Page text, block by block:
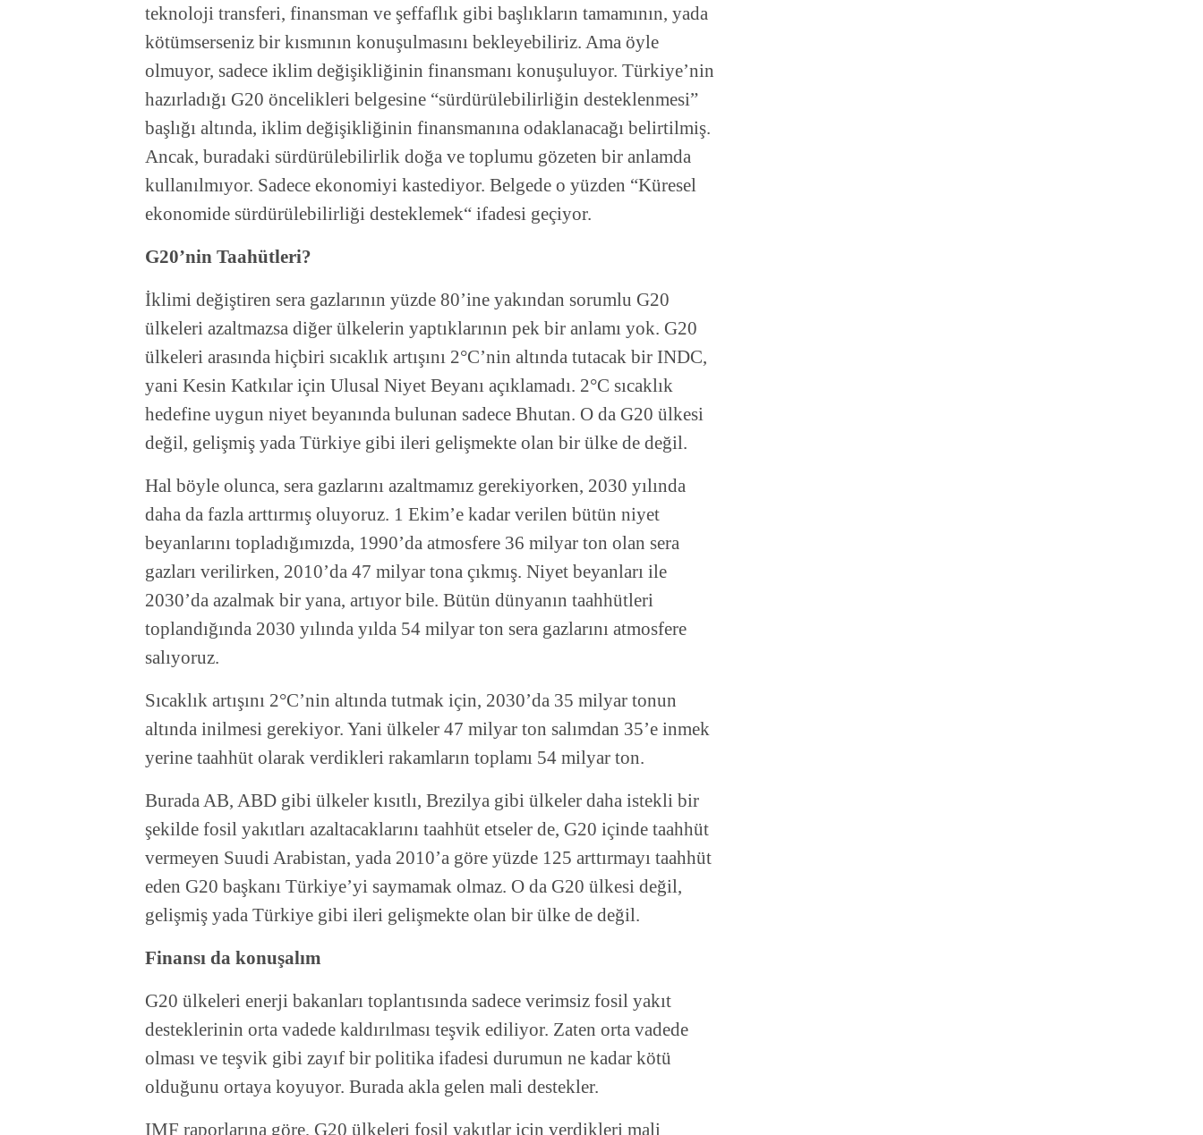
teknoloji transferi, finansman ve şeffaflık gibi başlıkların tamamının, yada
kötümserseniz bir kısmının konuşulmasını bekleyebiliriz. Ama öyle
olmuyor, sadece iklim değişikliğinin finansmanı konuşuluyor. Türkiye’nin
hazırladığı G20 öncelikleri belgesine “sürdürülebilirliğin desteklenmesi”
başlığı altında, iklim değişikliğinin finansmanına odaklanacağı belirtilmiş.
Ancak, buradaki sürdürülebilirlik doğa ve toplumu gözeten bir anlamda
kullanılmıyor. Sadece ekonomiyi kastediyor. Belgede o yüzden “Küresel
ekonomide sürdürülebilirliği desteklemek“ ifadesi geçiyor.
G20’nin Taahütleri?
İklimi değiştiren sera gazlarının yüzde 80’ine yakından sorumlu G20
ülkeleri azaltmazsa diğer ülkelerin yaptıklarının pek bir anlamı yok. G20
ülkeleri arasında hiçbiri sıcaklık artışını 2°C’nin altında tutacak bir INDC,
yani Kesin Katkılar için Ulusal Niyet Beyanı açıklamadı. 2°C sıcaklık
hedefine uygun niyet beyanında bulunan sadece Bhutan. O da G20 ülkesi
değil, gelişmiş yada Türkiye gibi ileri gelişmekte olan bir ülke de değil.
Hal böyle olunca, sera gazlarını azaltmamız gerekiyorken, 2030 yılında
daha da fazla arttırmış oluyoruz. 1 Ekim’e kadar verilen bütün niyet
beyanlarını topladığımızda, 1990’da atmosfere 36 milyar ton olan sera
gazları verilirken, 2010’da 47 milyar tona çıkmış. Niyet beyanları ile
2030’da azalmak bir yana, artıyor bile. Bütün dünyanın taahhütleri
toplandığında 2030 yılında yılda 54 milyar ton sera gazlarını atmosfere
salıyoruz.
Sıcaklık artışını 2°C’nin altında tutmak için, 2030’da 35 milyar tonun
altında inilmesi gerekiyor. Yani ülkeler 47 milyar ton salımdan 35’e inmek
yerine taahhüt olarak verdikleri rakamların toplamı 54 milyar ton.
Burada AB, ABD gibi ülkeler kısıtlı, Brezilya gibi ülkeler daha istekli bir
şekilde fosil yakıtları azaltacaklarını taahhüt etseler de, G20 içinde taahhüt
vermeyen Suudi Arabistan, yada 2010’a göre yüzde 125 arttırmayı taahhüt
eden G20 başkanı Türkiye’yi saymamak olmaz. O da G20 ülkesi değil,
gelişmiş yada Türkiye gibi ileri gelişmekte olan bir ülke de değil.
Finansı da konuşalım
G20 ülkeleri enerji bakanları toplantısında sadece verimsiz fosil yakıt
desteklerinin orta vadede kaldırılması teşvik ediliyor. Zaten orta vadede
olması ve teşvik gibi zayıf bir politika ifadesi durumun ne kadar kötü
olduğunu ortaya koyuyor. Burada akla gelen mali destekler.
IMF raporlarına göre, G20 ülkeleri fosil yakıtlar için verdikleri mali